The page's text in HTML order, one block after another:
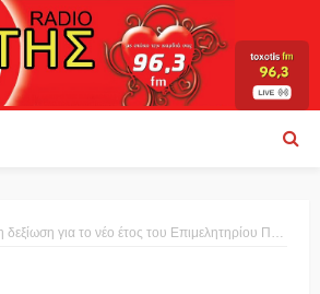
για το νέο έτος του Επιμελητηρίου Πέλλας ο Λάκης Βασιλειάδης